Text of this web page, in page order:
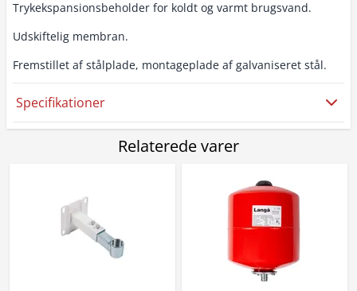
Trykekspansionsbeholder for koldt og varmt brugsvand.
Udskiftelig membran.
Fremstillet af stålplade, montageplade af galvaniseret stål.
Specifikationer
Relaterede varer